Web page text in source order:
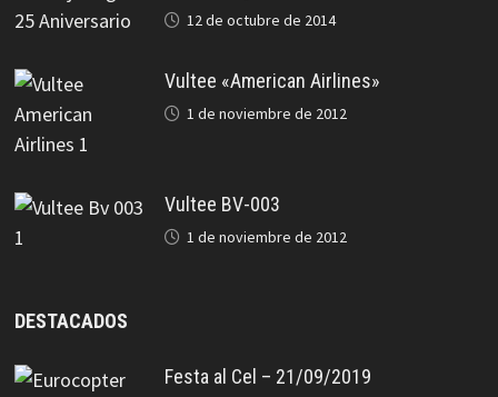
12 de octubre de 2014
Vultee «American Airlines»
1 de noviembre de 2012
Vultee BV-003
1 de noviembre de 2012
DESTACADOS
Festa al Cel – 21/09/2019